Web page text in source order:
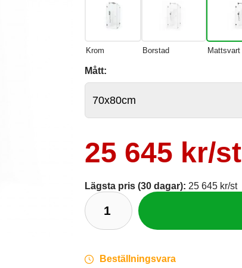
Krom Borstad Mattsvart
Mått:
25 645 kr/st
Lägsta pris (30 dagar): 25 645 kr/st
Beställningsvara